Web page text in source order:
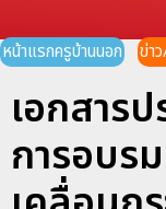
หน้าแรกครูบ้านนอก ข่า
เอกสาร
การอบร